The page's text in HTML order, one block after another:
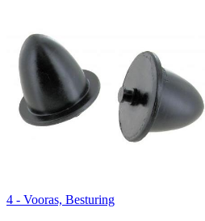
4 - Vooras, Besturing